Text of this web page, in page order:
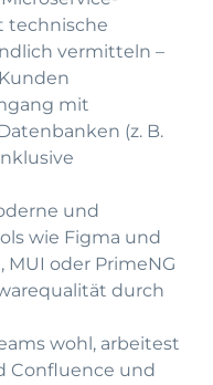
technische
vermitteln –
mit
(z. B.
und
wie Figma und
MUI oder PrimeNG
durch
wohl, arbeitest
Confluence und